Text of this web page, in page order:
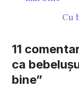
Cu
11
ca
bine”